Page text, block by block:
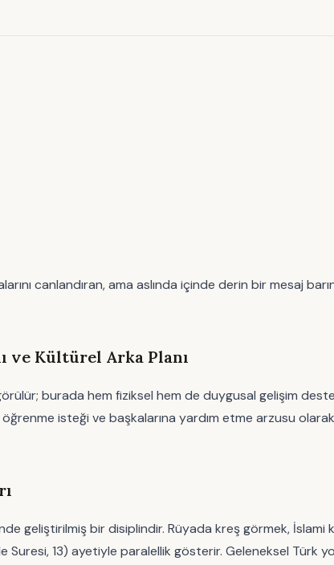
canlandıran, ama aslında içinde derin bir mesaj
ve Kültürel Arka Planı
burada hem fiziksel hem de duygusal gelişim
isteği ve başkalarına yardım etme arzusu
geliştirilmiş bir disiplindir. Rüyada kreş görmek,
Suresi, 13) ayetiyle paralellik gösterir. Geleneksel Türk